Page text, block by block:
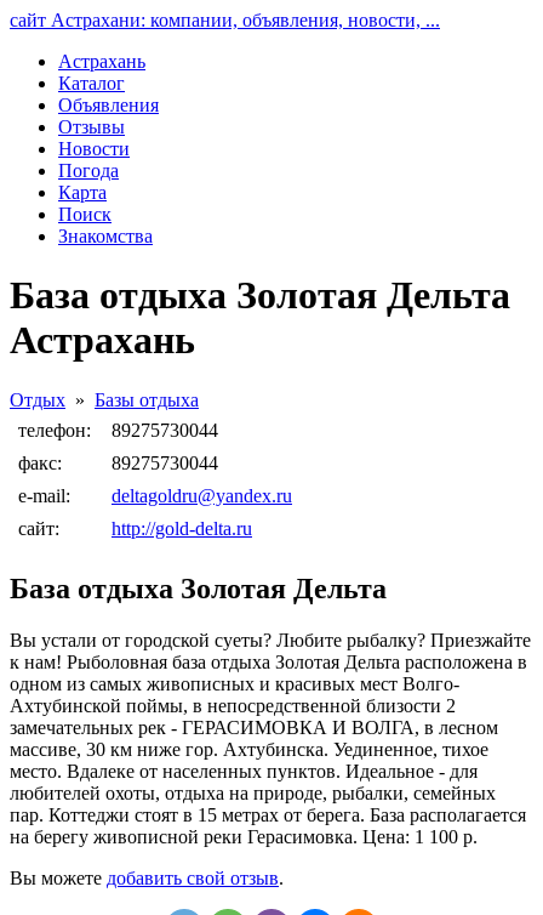
сайт Астрахани: компании, объявления, новости, ...
Астрахань
Каталог
Объявления
Отзывы
Новости
Погода
Карта
Поиск
Знакомства
База отдыха Золотая Дельта
Астрахань
Отдых » Базы отдыха
телефон:
89275730044
факс:
89275730044
e-mail:
deltagoldru@yandex.ru
сайт:
http://gold-delta.ru
База отдыха Золотая Дельта
Вы устали от городской суеты? Любите рыбалку? Приезжайте
к нам! Рыболовная база отдыха Золотая Дельта расположена в
одном из самых живописных и красивых мест Волго-
Ахтубинской поймы, в непосредственной близости 2
замечательных рек - ГЕРАСИМОВКА И ВОЛГА, в лесном
массиве, 30 км ниже гор. Ахтубинска. Уединенное, тихое
место. Вдалеке от населенных пунктов. Идеальное - для
любителей охоты, отдыха на природе, рыбалки, семейных
пар. Коттеджи стоят в 15 метрах от берега. База располагается
на берегу живописной реки Герасимовка. Цена: 1 100 р.
Вы можете добавить свой отзыв.